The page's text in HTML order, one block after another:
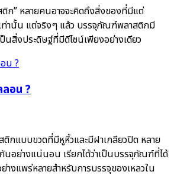
ก” หลายคนอาจจะคิดถึงสิ่งของที่มีแต่
านั้น แต่จริงๆ แล้ว บรรจุภัณฑ์พลาสติกมี
นสิ่งประดิษฐ์ที่มีดีไซน์เพียงอย่างเดียว
ลอน ?
ติกแบบขวดที่มีหูหิ้วและมีฝาเกลียวปิด หลาย
อย่างแน่นอน เรียกได้ว่าเป็นบรรจุภัณฑ์ที่ได้
งแพร่หลายสำหรับการบรรจุของเหลวใน